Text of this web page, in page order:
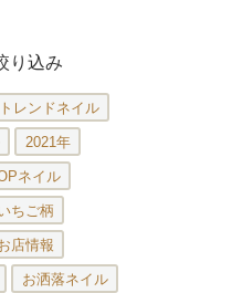
り込み
レンドネイル
2021年
ネイル
ちご柄
店情報
お洒落ネイル